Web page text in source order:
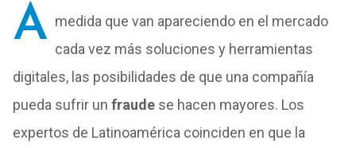
A medida que van apareciendo en el mercado
cada vez más soluciones y herramientas
digitales, las posibilidades de que una compañía
pueda sufrir un fraude se hacen mayores. Los
expertos de Latinoamérica coinciden en que la